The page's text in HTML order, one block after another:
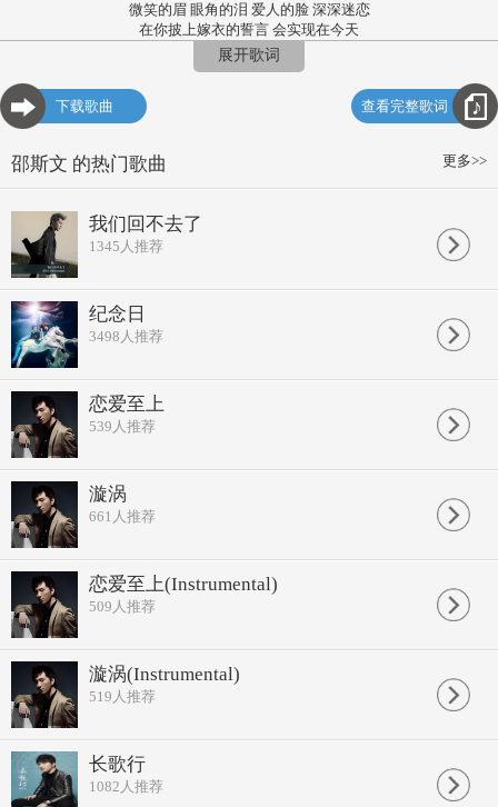
微笑的眉 眼角的泪 爱人的脸 深深迷恋
在你披上嫁衣的誓言 会实现在今天
相守的承诺不再遥远 用心跳去感觉 将幸福握紧的瞬间
感谢身边能有你 补全我原本的残缺
沉醉在 永恒的浪漫里 深情的视线里
所有的一切 都珍贵到值得纪念
展开歌词
下载歌曲 查看完整歌词
更多>>
邵斯文 的热门歌曲
我们回不去了
1345 人推荐
纪念日
3498 人推荐
恋爱至上
539 人推荐
漩涡
661 人推荐
恋爱至上(Instrumental)
509 人推荐
漩涡(Instrumental)
519 人推荐
长歌行
1082 人推荐